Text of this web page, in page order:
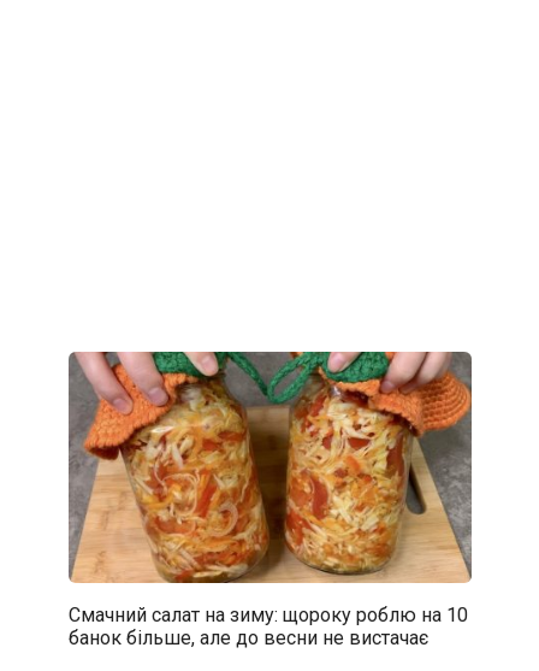
Смачний салат на зиму: щороку роблю на 10
банок більше, але до весни не вистачає